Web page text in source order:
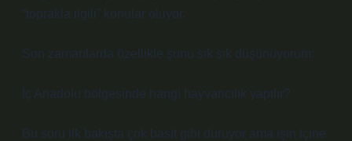
“toprakla ilgili” konular oluyor.
Son zamanlarda özellikle şunu sık sık düşünüyorum:
İç Anadolu bölgesinde hangi hayvancılık yapılır?
Bu soru ilk bakışta çok basit gibi duruyor ama işin içine